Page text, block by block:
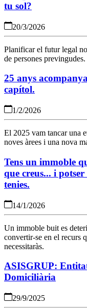
tu sol?
20/3/2026
Planificar el futur legal
de persones
25 anys
capítol.
1/2/2026
El 2025 vam tancar una
noves àrees i una nova
Tens un immoble
que creus... i
tenies.
14/1/2026
Un immoble buit es
convertir-se en el recurs
necessitaràs.
ASISGRUP:
Domiciliària
29/9/2025